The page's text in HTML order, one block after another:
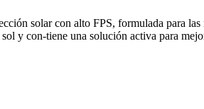
solar con alto FPS, formulada para
y con-tiene una solución activa para